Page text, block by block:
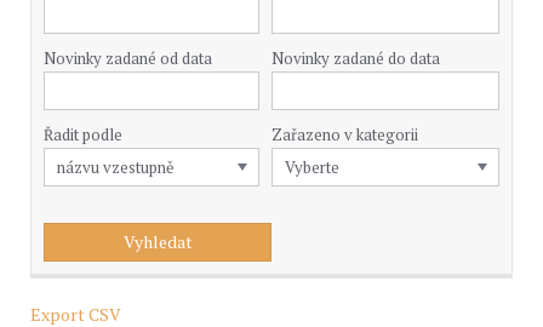
Novinky zadané od data Novinky zadané do data
Řadit podle Zařazeno v kategorii
Export CSV